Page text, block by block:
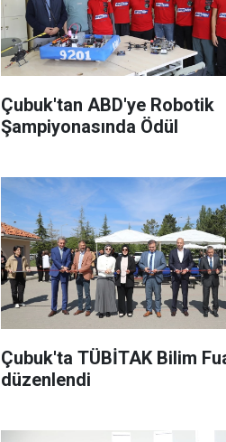
Çubuk'tan ABD'ye Robotik
Şampiyonasında Ödül
Çubuk'ta TÜBİTAK Bilim
düzenlendi